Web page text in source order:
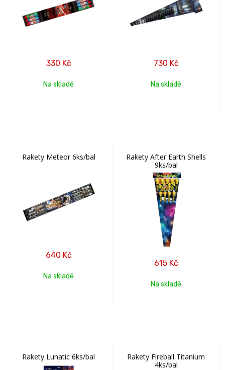
330 Kč
Na skladě
730 Kč
Na skladě
Rakety Meteor 6ks/bal
640 Kč
Na skladě
Rakety After Earth Shells
9ks/bal
615 Kč
Na skladě
Rakety Lunatic 6ks/bal
Rakety Fireball Titanium
4ks/bal